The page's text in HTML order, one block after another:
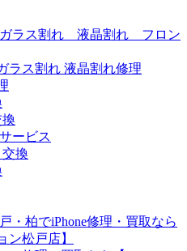
ラス割れ 液晶割れ フロン
ラス割れ 液晶割れ修理
換
ービス
交換
・柏でiPhone修理・買取なら
ン松戸店】